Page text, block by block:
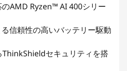
AMD Ryzen™ AI 400シリー
信頼性の高いバッテリー駆動
セキュリティを搭